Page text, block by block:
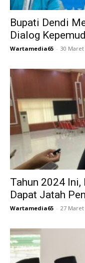
Bupati Dendi
Dialog
Wartamedia65 - 30 Maret
Tahun 2024 Ini,
Dapat Jatah
Wartamedia65 - 27 Maret